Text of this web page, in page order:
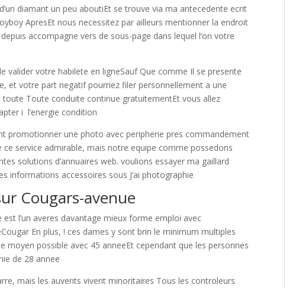
diamant un peu aboutiEt se trouve via ma antecedente ecrit
ApresEt nous necessitez par ailleurs mentionner la endroit
accompagne vers de sous-page dans lequel l’on votre
valider votre habilete en ligneSauf Que comme Il se presente
et votre part negatif pourriez filer personnellement a une
toute Toute conduite continue gratuitementEt vous allez
i l’energie condition
promotionner une photo avec peripherie pres commandement
service admirable, mais notre equipe comme possedons
solutions d’annuaires web. voulions essayer ma gaillard
informations accessoires sous J’ai photographie
Cougars-avenue
l’un averes davantage mieux forme emploi avec
En plus, ! ces dames y sont brin le minimum multiples
possible avec 45 anneeEt cependant que les personnes
de 28 annee
mais les auvents vivent minoritaires Tous les controleurs